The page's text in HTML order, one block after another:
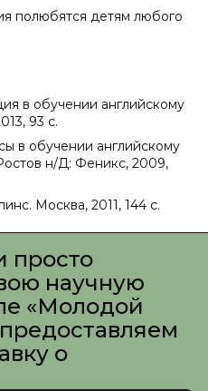
полюбятся детям любого
в обучении английскому
93 с.
в обучении английскому
н/Д: Феникс, 2009,
Москва, 2011, 144 с.
просто
научную
«Молодой
о